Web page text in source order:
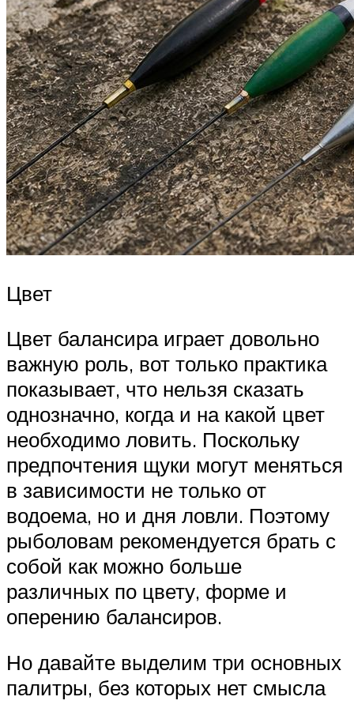
Цвет
Цвет балансира играет довольно
важную роль, вот только практика
показывает, что нельзя сказать
однозначно, когда и на какой цвет
необходимо ловить. Поскольку
предпочтения щуки могут меняться
в зависимости не только от
водоема, но и дня ловли. Поэтому
рыболовам рекомендуется брать с
собой как можно больше
различных по цвету, форме и
оперению балансиров.
Но давайте выделим три основных
палитры, без которых нет смысла